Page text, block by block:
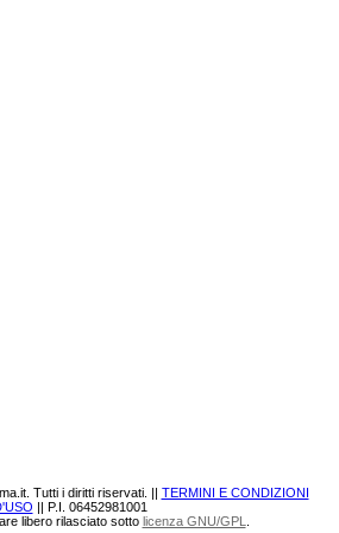
Tutti i diritti riservati. || TERMINI E CONDIZIONI
|| P.I. 06452981001
libero rilasciato sotto licenza GNU/GPL